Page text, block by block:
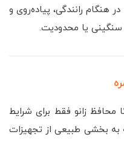
هنگام رانندگی، پیاده‌روی و
یا محدودیت.
زانو فقط برای شرایط
به بخشی طبیعی از تجهیزات